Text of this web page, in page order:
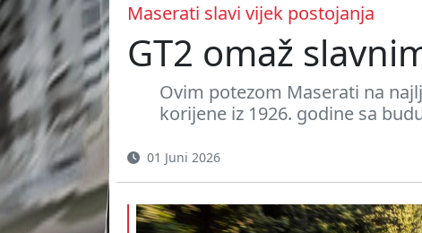
Maserati slavi vijek postojanja
GT2 omaž
Ovim potezom Maserati na
korijene iz 1926. godine sa
01 Juni 2026